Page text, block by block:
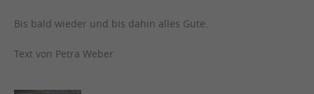
Bis bald wieder und bis dahin alles Gute.
Text von Petra Weber